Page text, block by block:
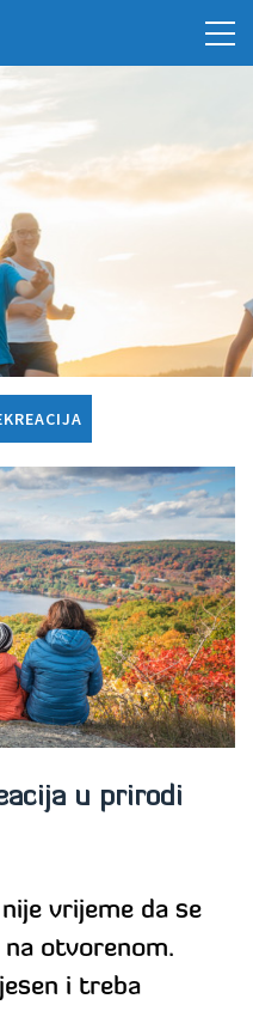
u prirodi
vrijeme da se
otvorenom.
i treba